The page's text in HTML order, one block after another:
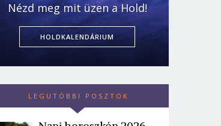
Nézd meg mit üzen a Hold!
HOLDKALENDÁRIUM
LEGUTÓBBI POSZTOK